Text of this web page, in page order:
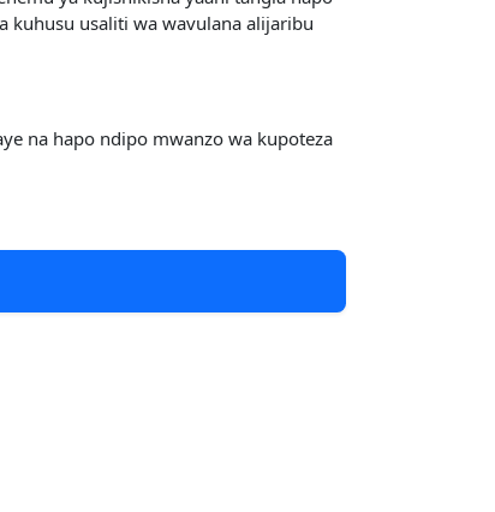
kuhusu usaliti wa wavulana alijaribu
na hapo ndipo mwanzo wa kupoteza